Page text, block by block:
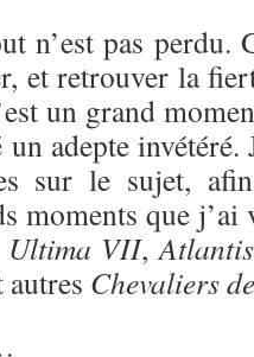
n’est pas perdu.
et retrouver la
un grand
adepte
sur le sujet,
moments que
Ultima VII,Atlantis
autres Chevaliers